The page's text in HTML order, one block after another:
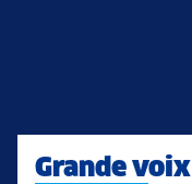
Grande voix